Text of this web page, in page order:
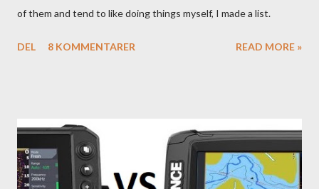
of them and tend to like doing things myself, I made a list.
DEL 8 KOMMENTARER READ MORE »